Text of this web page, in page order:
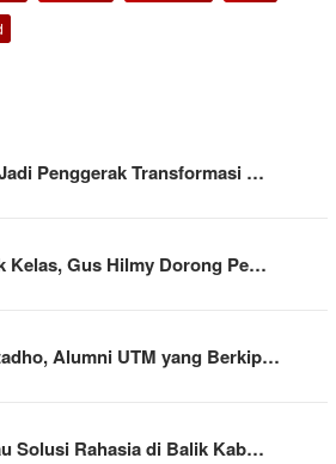
Penggerak Transformasi …
Kelas, Gus Hilmy Dorong Pe…
Alumni UTM yang Berkip…
Solusi Rahasia di Balik Kab…